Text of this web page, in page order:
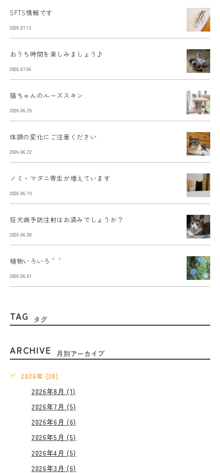
SFTS情報です
2026.07.13
おうち時間を楽しみましょう♪
2026.07.06
猫ちゃんのルーズスキン
2026.06.29
体調の変化にご注意ください
2026.06.22
ノミ・マダニ寄生が増えています
2026.06.15
狂犬病予防注射はお済みでしょうか？
2026.06.08
植物いろいろ＾＾
2026.06.01
TAG タグ
ARCHIVE 月別アーカイブ
2026年 (38)
2026年8月 (1)
2026年7月 (5)
2026年6月 (6)
2026年5月 (5)
2026年4月 (5)
2026年3月 (6)